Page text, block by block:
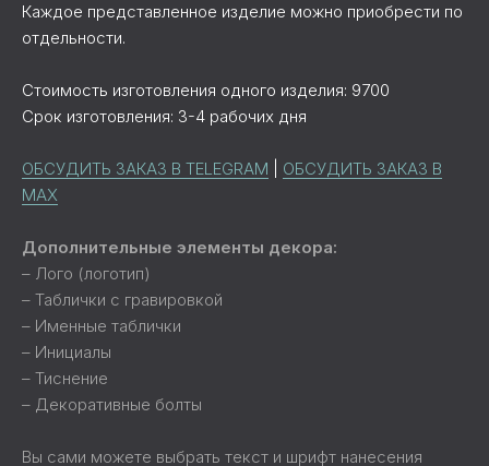
Каждое представленное изделие можно приобрести по
отдельности.
Стоимость изготовления одного изделия: 9700
Срок изготовления: 3-4 рабочих дня
ОБСУДИТЬ ЗАКАЗ В TELEGRAM
ОБСУДИТЬ ЗАКАЗ В
MAX
Дополнительные элементы декора:
– Лого (логотип)
– Таблички с гравировкой
– Именные таблички
– Инициалы
– Тиснение
– Декоративные болты
Вы сами можете выбрать текст и шрифт нанесения